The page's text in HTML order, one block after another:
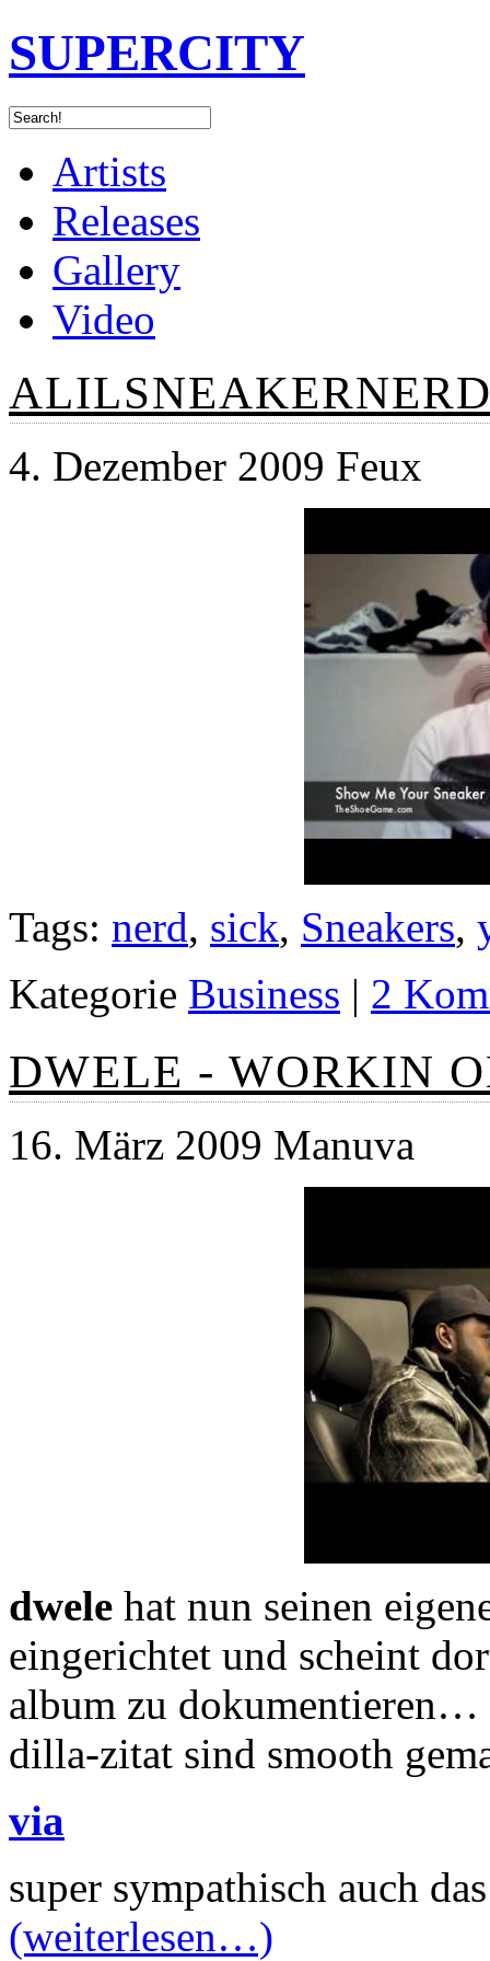
SUPERCITY
Artists
Releases
Gallery
Video
4. Dezember 2009 Feux
Tags: nerd, sick, Sneakers,
Kategorie Business | 2
DWELE - WORKIN
16. März 2009 Manuva
dwele hat nun seinen
eingerichtet und scheint
album zu
dilla-zitat sind smooth
via
super sympathisch auch
(weiterlesen…)